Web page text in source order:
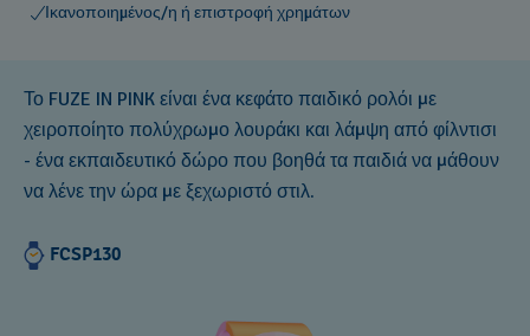
Ικανοποιημένος/η ή επιστροφή χρημάτων
Το FUZE IN PINK είναι ένα κεφάτο παιδικό ρολόι με
χειροποίητο πολύχρωμο λουράκι και λάμψη από φίλντισι
- ένα εκπαιδευτικό δώρο που βοηθά τα παιδιά να μάθουν
να λένε την ώρα με ξεχωριστό στιλ.
FCSP130